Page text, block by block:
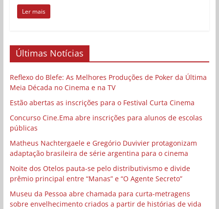
Ler mais
Últimas Notícias
Reflexo do Blefe: As Melhores Produções de Poker da Última
Meia Década no Cinema e na TV
Estão abertas as inscrições para o Festival Curta Cinema
Concurso Cine.Ema abre inscrições para alunos de escolas
públicas
Matheus Nachtergaele e Gregório Duvivier protagonizam
adaptação brasileira de série argentina para o cinema
Noite dos Otelos pauta-se pelo distributivismo e divide
prêmio principal entre “Manas” e “O Agente Secreto”
Museu da Pessoa abre chamada para curta-metragens
sobre envelhecimento criados a partir de histórias de vida